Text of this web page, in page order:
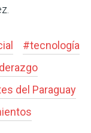
#tecnología
del Paraguay